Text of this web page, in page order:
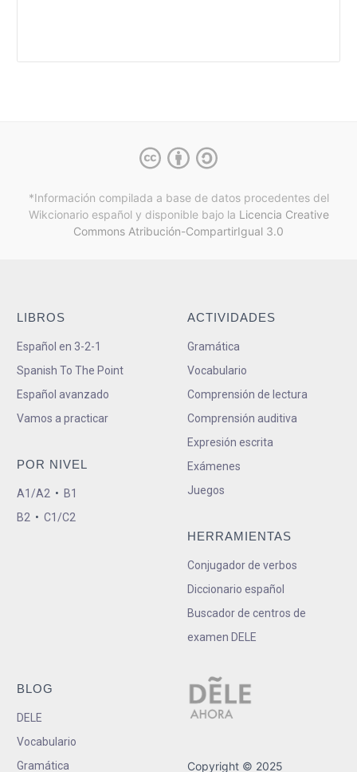
*Información compilada a base de datos procedentes del
Wikcionario español y disponible bajo la Licencia Creative
Commons Atribución-CompartirIgual 3.0
LIBROS
Español en 3-2-1
Spanish To The Point
Español avanzado
Vamos a practicar
POR NIVEL
A1/A2 • B1
B2 • C1/C2
ACTIVIDADES
Gramática
Vocabulario
Comprensión de lectura
Comprensión auditiva
Expresión escrita
Exámenes
Juegos
HERRAMIENTAS
Conjugador de verbos
Diccionario español
Buscador de centros de
examen DELE
BLOG
DELE
Vocabulario
Gramática
Copyright © 2025